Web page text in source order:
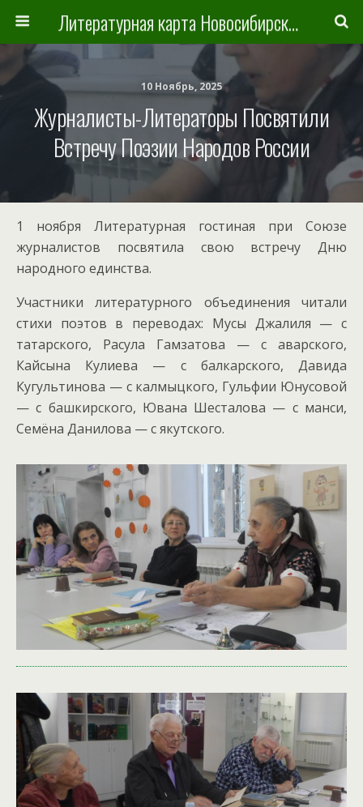
Литературная карта Новосибирска и Новосибирской области
10 Ноябрь, 2025
Журналисты-Литераторы Посвятили
Встречу Поэзии Народов России
1 ноября Литературная гостиная при Союзе
журналистов посвятила свою встречу Дню
народного единства.
Участники литературного объединения читали
стихи поэтов в переводах: Мусы Джалиля — с
татарского, Расула Гамзатова — с аварского,
Кайсына Кулиева — с балкарского, Давида
Кугультинова — с калмыцкого, Гульфии Юнусовой
— с башкирского, Ювана Шесталова — с манси,
Семёна Данилова — с якутского.